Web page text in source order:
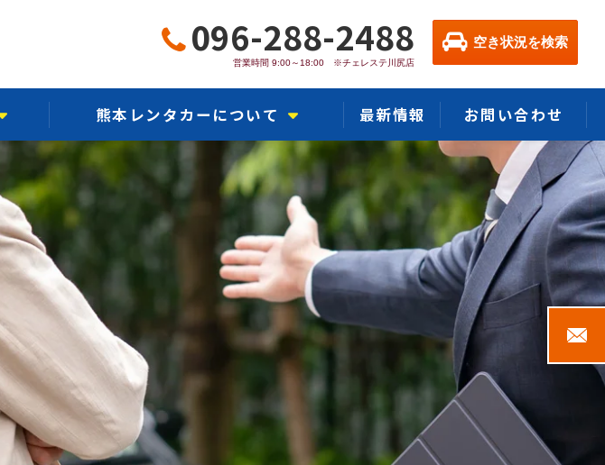
096-288-2488
営業時間 9:00～18:00 ※チェレステ川尻店
空き状況を検索
熊本レンタカーについて
熊本レンタカー川尻店
熊本レンタカー熊本インター店
熊本レンタカー熊本浜線店
CMギャラリー
最新情報 お問い合わせ